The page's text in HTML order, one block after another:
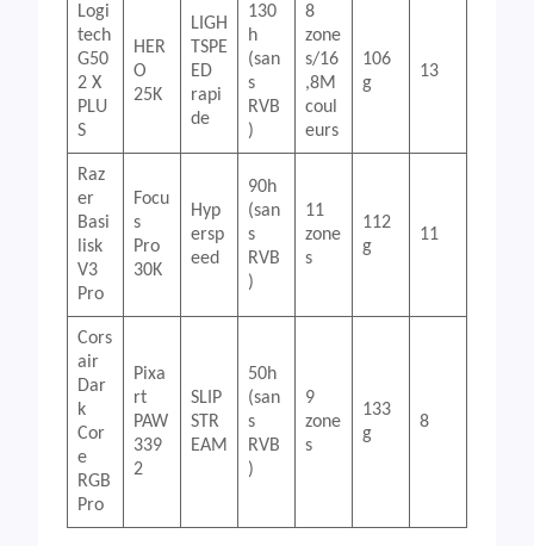
Logi
tech
G50
2 X
PLU
S
HER
O
25K
LIGH
TSPE
ED
rapi
de
130
h
(san
s
RVB
)
8
zone
s/16
,8M
coul
eurs
106
g
13
Raz
er
Basi
lisk
V3
Pro
Focu
s
Pro
30K
Hyp
ersp
eed
90h
(san
s
RVB
)
11
zone
s
112
g
11
Cors
air
Dar
k
Cor
e
RGB
Pro
Pixa
rt
PAW
339
2
SLIP
STR
EAM
50h
(san
s
RVB
)
9
zone
s
133
g
8